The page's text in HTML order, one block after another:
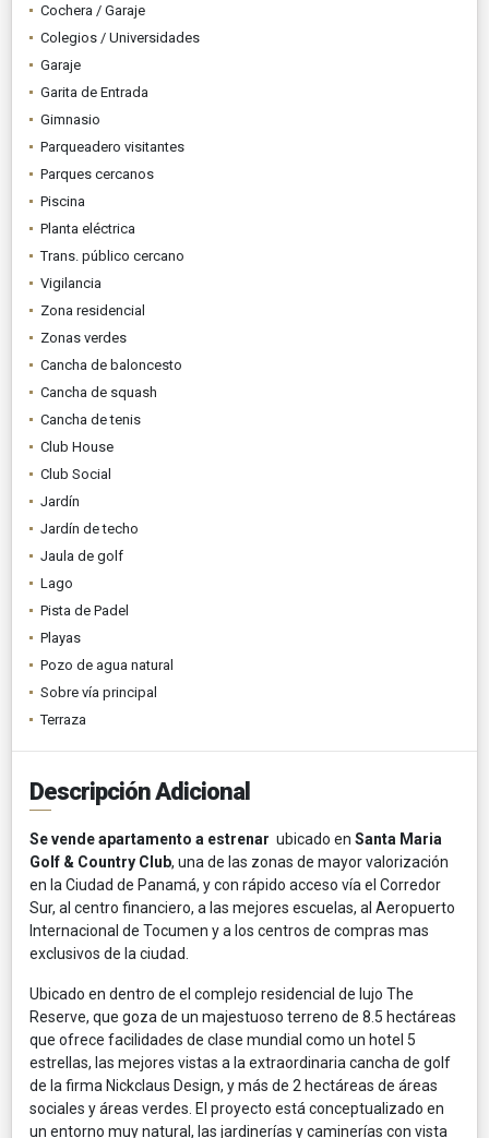
Cochera / Garaje
Colegios / Universidades
Garaje
Garita de Entrada
Gimnasio
Parqueadero visitantes
Parques cercanos
Piscina
Planta eléctrica
Trans. público cercano
Vigilancia
Zona residencial
Zonas verdes
Cancha de baloncesto
Cancha de squash
Cancha de tenis
Club House
Club Social
Jardín
Jardín de techo
Jaula de golf
Lago
Pista de Padel
Playas
Pozo de agua natural
Sobre vía principal
Terraza
Descripción Adicional
Se vende apartamento a estrenar ubicado en Santa Maria
Golf & Country Club, una de las zonas de mayor valorización
en la Ciudad de Panamá, y con rápido acceso vía el Corredor
Sur, al centro financiero, a las mejores escuelas, al Aeropuerto
Internacional de Tocumen y a los centros de compras mas
exclusivos de la ciudad.
Ubicado en dentro de el complejo residencial de lujo The
Reserve, que goza de un majestuoso terreno de 8.5 hectáreas
que ofrece facilidades de clase mundial como un hotel 5
estrellas, las mejores vistas a la extraordinaria cancha de golf
de la firma Nickclaus Design, y más de 2 hectáreas de áreas
sociales y áreas verdes. El proyecto está conceptualizado en
un entorno muy natural, las jardinerías y caminerías con vista